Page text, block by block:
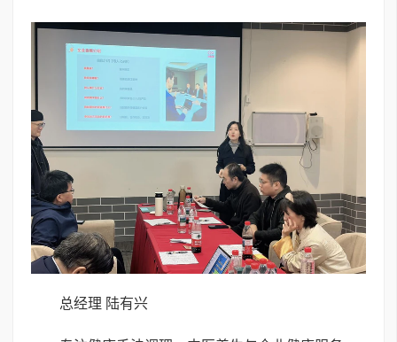
总经理 陆有兴